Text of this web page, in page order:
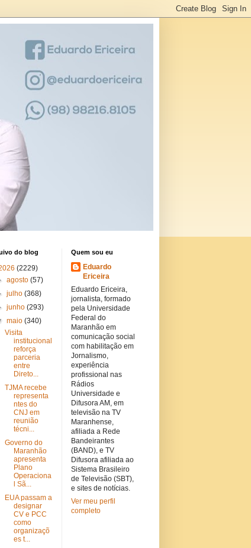
do blog
(2229)
agosto (57)
julho (368)
junho (293)
maio (340)
Visita
institucional
reforça
parceria
entre
Direto...
TJMA recebe
representa
ntes do
CNJ em
reunião
técni...
Governo do
Maranhão
apresenta
Plano
Operaciona
l Sã...
EUA passam a
designar
CV e PCC
como
organizaçõ
es t...
Quem sou eu
Eduardo
Ericeira
Eduardo Ericeira,
jornalista, formado
pela Universidade
Federal do
Maranhão em
comunicação social
com habilitação em
Jornalismo,
experiência
profissional nas
Rádios
Universidade e
Difusora AM, em
televisão na TV
Maranhense,
afiliada a Rede
Bandeirantes
(BAND), e TV
Difusora afiliada ao
Sistema Brasileiro
de Televisão (SBT),
e sites de notícias.
Ver meu perfil
completo